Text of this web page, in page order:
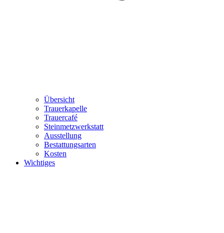
Übersicht
Trauerkapelle
Trauercafé
Steinmetzwerkstatt
Ausstellung
Bestattungsarten
Kosten
Wichtiges